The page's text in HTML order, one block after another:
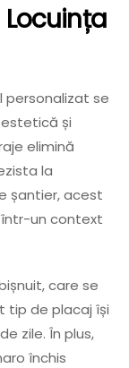
Locuința
personalizat se
și
elimină
la
șantier, acest
un context
care se
tip de placaj își
zile. În plus,
închis